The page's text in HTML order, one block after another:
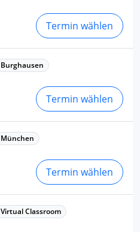
Termin wählen
Burghausen
Termin wählen
München
Termin wählen
Virtual Classroom